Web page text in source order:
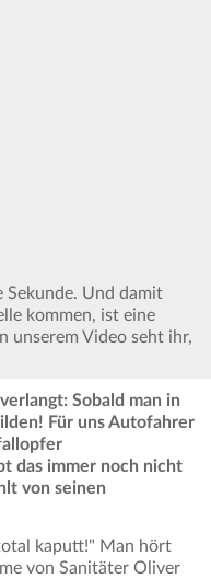
Sekunde. Und damit
kommen, ist eine
unserem Video seht ihr,
Sobald man in
Für uns Autofahrer
das immer noch nicht
von seinen
kaputt!" Man hört
von Sanitäter Oliver